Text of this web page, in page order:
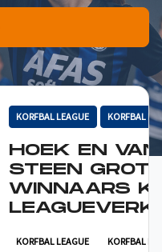
KORFBAL LEAGUE KORFBAL
HOEK EN VAN
STEEN
WINNAARS
KORFBAL LEAGUE KORFBAL